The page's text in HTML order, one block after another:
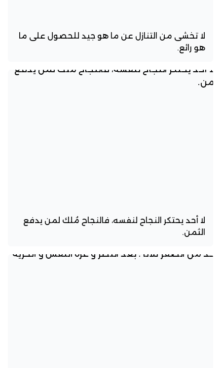
لا تخشى من التنازل عن ما هو جيد للحصول على ما
هو رائع.
لا أحد يحتكر النجاح لنفسه، فالنجاح مُلك لمن يدفع
الثمن.